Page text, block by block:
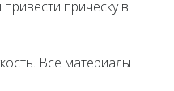
прическу в
Все материалы